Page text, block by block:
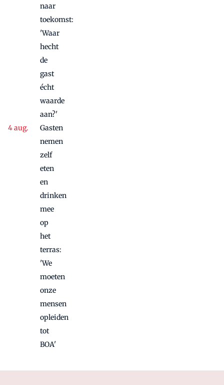
naar
toekomst:
'Waar
hecht
de
gast
écht
waarde
aan?'
Gasten
nemen
zelf
eten
en
drinken
mee
op
het
terras:
'We
moeten
onze
mensen
opleiden
tot
BOA'